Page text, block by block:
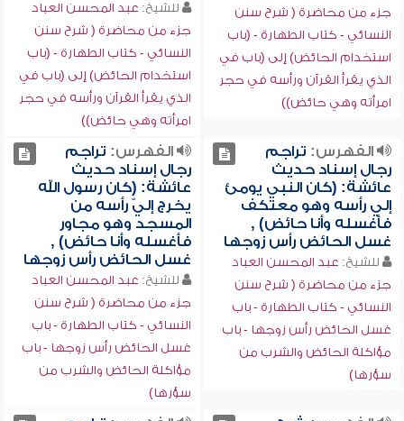
جزء من محاضرة ( شرح سنن
النسائي - كتاب الطهارة - (باب
استخدام الحائض) إلى (باب في
الذي يقرأ القرآن ورأسه في حجر
امرأته وهي حائض))
للشيخ: عبد المحسن العباد
جزء من محاضرة ( شرح سنن
النسائي - كتاب الطهارة - (باب
استخدام الحائض) إلى (باب في
الذي يقرأ القرآن ورأسه في حجر
امرأته وهي حائض))
الفهرس: تراجم
رجال إسناد حديث
عائشة: (كان النبي يومئ
إلي رأسه وهو معتكف
فأغسله وأنا حائض) ,
غسل الحائض رأس زوجها
للشيخ: عبد المحسن العباد
جزء من محاضرة ( شرح سنن
النسائي - كتاب الطهارة - باب
غسل الحائض رأس زوجها - باب
مؤاكلة الحائض والشرب من
سؤرها)
الفهرس: تراجم
رجال إسناد حديث
عائشة: (كان رسول الله
يخرج إليّ رأسه من
المسجد وهو مجاور
فأغسله وأنا حائض) ,
غسل الحائض رأس زوجها
للشيخ: عبد المحسن العباد
جزء من محاضرة ( شرح سنن
النسائي - كتاب الطهارة - باب
غسل الحائض رأس زوجها - باب
مؤاكلة الحائض والشرب من
سؤرها)